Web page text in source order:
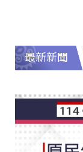
最新新聞